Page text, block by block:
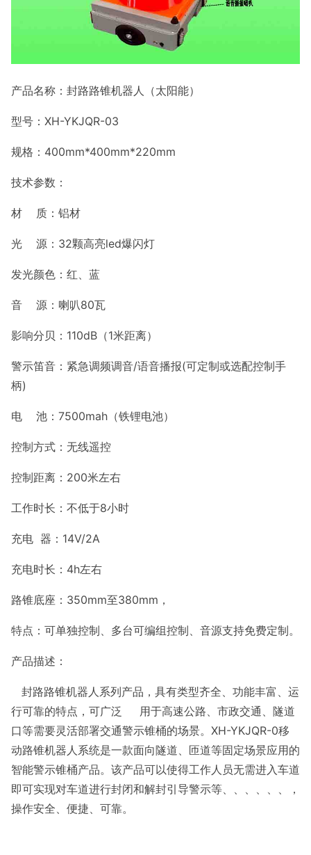
产品名称：封路路锥机器人（太阳能）
型号：XH-YKJQR-03
规格：400mm*400mm*220mm
技术参数：
材 质：铝材
光 源：32颗高亮led爆闪灯
发光颜色：红、蓝
音 源：喇叭80瓦
影响分贝：110dB（1米距离）
警示笛音：紧急调频调音/语音播报(可定制或选配控制手
柄)
电 池：7500mah（铁锂电池）
控制方式：无线遥控
控制距离：200米左右
工作时长：不低于8小时
充电 器：14V/2A
充电时长：4h左右
路锥底座：350mm至380mm，
特点：可单独控制、多台可编组控制、音源支持免费定制。
产品描述：
封路路锥机器人系列产品，具有类型齐全、功能丰富、运
行可靠的特点，可广泛 用于高速公路、市政交通、隧道
口等需要灵活部署交通警示锥桶的场景。XH-YKJQR-0移
动路锥机器人系统是一款面向隧道、匝道等固定场景应用的
智能警示锥桶产品。该产品可以使得工作人员无需进入车道
即可实现对车道进行封闭和解封引导警示等、、、、、、，
操作安全、便捷、可靠。